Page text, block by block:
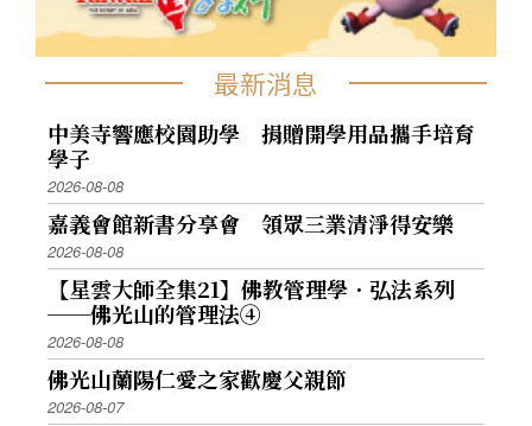
最新消息
中美寺響應校園助學 捐贈開學用品攜手培育
學子
2026-08-08
嘉義會館新書分享會 領眾三業清淨得安樂
2026-08-08
【星雲大師全集21】佛教管理學．弘法系列
──佛光山的管理法④
2026-08-08
佛光山蘭陽仁愛之家歡慶父親節
2026-08-07